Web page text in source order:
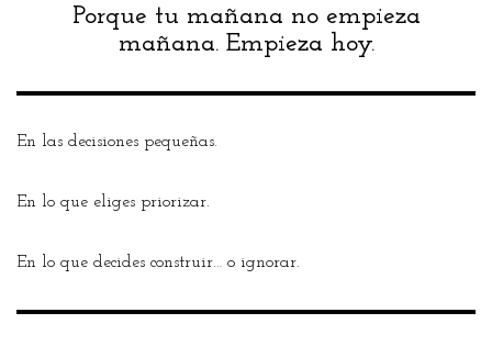
Porque tu mañana no empieza
mañana. Empieza hoy.
En las decisiones pequeñas.
En lo que eliges priorizar.
En lo que decides construir… o ignorar.